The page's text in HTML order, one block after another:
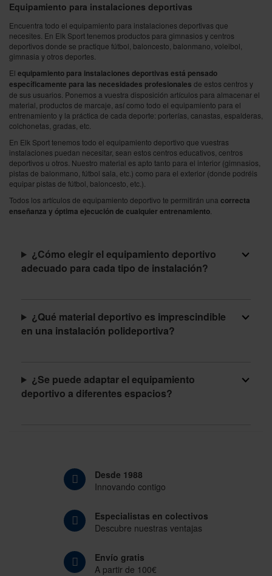
Equipamiento para instalaciones deportivas
Encuentra todo el equipamiento para instalaciones deportivas que
necesites. En Elk Sport tenemos productos para gimnasios y centros
deportivos donde se practique fútbol, baloncesto, balonmano, voleibol,
gimnasia y otros deportes.
El equipamiento para instalaciones deportivas está pensado
específicamente para las necesidades profesionales de estos centros y
de sus usuarios. Ponemos a vuestra disposición artículos para almacenar el
material, productos de marcaje, así como todo el equipamiento para el
entrenamiento y la práctica de cada deporte: porterías, canastas, espalderas,
colchonetas, gradas, etc.
En Elk Sport tenemos todo el equipamiento deportivo que vuestras
instalaciones puedan necesitar, sean estos centros educativos, centros
deportivos u otros. Nuestro material es apto tanto para el interior (gimnasios,
pistas de balonmano, fútbol sala, etc.) como para el exterior (donde podréis
equipar pistas de fútbol, baloncesto, etc.).
Todos los artículos de equipamiento deportivo te permitirán una correcta
enseñanza y óptima ejecución de cualquier entrenamiento
¿Cómo elegir el equipamiento deportivo
adecuado para cada tipo de instalación?
¿Qué material deportivo es imprescindible
en una instalación polideportiva?
¿Se puede adaptar el equipamiento
deportivo a diferentes espacios?
Desde 1988
Innovando contigo
Especialistas en colectivos
Descubre nuestras ventajas
Envío gratis
A partir de 100€